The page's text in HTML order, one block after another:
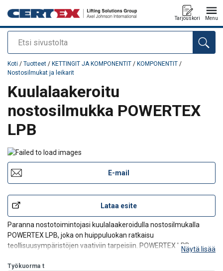
Etsi
Tarjouskori Menu
Tuote lisätty tarjouspyyntöön
Koti / Tuotteet / KETTINGIT JA KOMPONENTIT / KOMPONENTIT /
Nostosilmukat ja leikarit
Kuulalaakeroitu
nostosilmukka POWERTEX
LPB
E-mail
Lataa esite
Paranna nostotoimintojasi kuulalaakeroidulla nostosilmukalla
POWERTEX LPB, joka on huippuluokan ratkaisu
teollisuusympäristöjen vaativiin tarpeisiin. POWERTEX LPB
joustavuutta, sillä se voi pyöriä 360 astetta ja kääntyä +/- 115
Näytä lisää
Työkuorma t